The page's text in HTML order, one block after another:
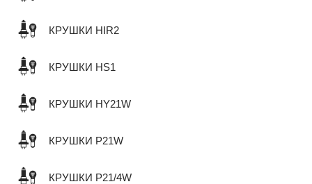
КРУШКИ HIR2
КРУШКИ HS1
КРУШКИ HY21W
КРУШКИ P21W
КРУШКИ P21/4W